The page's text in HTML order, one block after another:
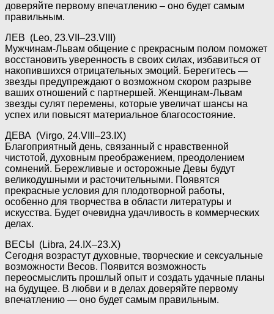
доверяйте первому впечатлению – оно будет самым
правильным.
ЛЕВ (Leo, 23.VII–23.VIII)
Мужчинам-Львам общение с прекрасным полом поможет
восстановить уверенность в своих силах, избавиться от
накопившихся отрицательных эмоций. Берегитесь —
звезды предупреждают о возможном скором разрыве
ваших отношений с партнершей. Женщинам-Львам
звезды сулят перемены, которые увеличат шансы на
успех или повысят материальное благосостояние.
ДЕВА (Virgo, 24.VIII–23.IX)
Благоприятный день, связанный с нравственной
чистотой, духовным преображением, преодолением
сомнений. Бережливые и осторожные Девы будут
великодушными и расточительными. Появятся
прекрасные условия для плодотворной работы,
особенно для творчества в области литературы и
искусства. Будет очевидна удачливость в коммерческих
делах.
ВЕСЫ (Libra, 24.IX–23.X)
Сегодня возрастут духовные, творческие и сексуальные
возможности Весов. Появится возможность
переосмыслить прошлый опыт и создать удачные планы
на будущее. В любви и в делах доверяйте первому
впечатлению — оно будет самым правильным.